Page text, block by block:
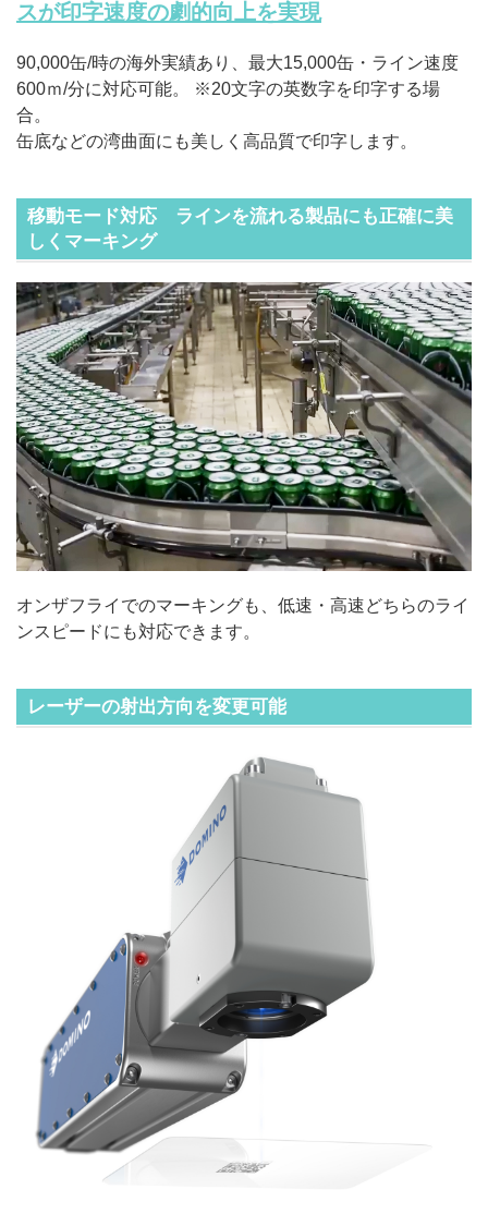
スが印字速度の劇的向上を実現
90,000缶/時の海外実績あり、最大15,000缶・ライン速度
600ｍ/分に対応可能。 ※20文字の英数字を印字する場
合。
缶底などの湾曲面にも美しく高品質で印字します。
移動モード対応 ラインを流れる製品にも正確に美
しくマーキング
オンザフライでのマーキングも、低速・高速どちらのライ
ンスピードにも対応できます。
レーザーの射出方向を変更可能